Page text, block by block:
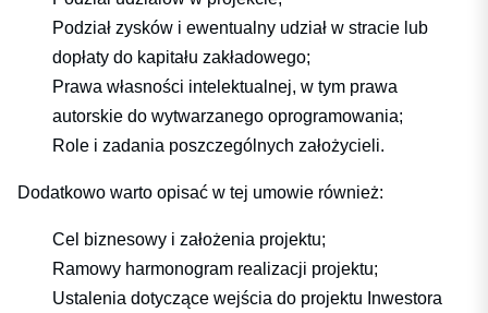
Podział zysków i ewentualny udział w stracie lub
dopłaty do kapitału zakładowego;
Prawa własności intelektualnej, w tym prawa
autorskie do wytwarzanego oprogramowania;
Role i zadania poszczególnych założycieli.
Dodatkowo warto opisać w tej umowie również:
Cel biznesowy i założenia projektu;
Ramowy harmonogram realizacji projektu;
Ustalenia dotyczące wejścia do projektu Inwestora